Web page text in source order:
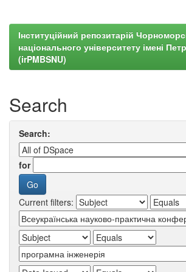
Інституційний репозитарій
національного університету імені
(irPMBSNU)
Search
Search:
for
Current filters: